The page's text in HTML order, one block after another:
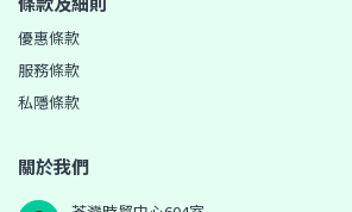
優惠條款
服務條款
私隱條款
關於我們